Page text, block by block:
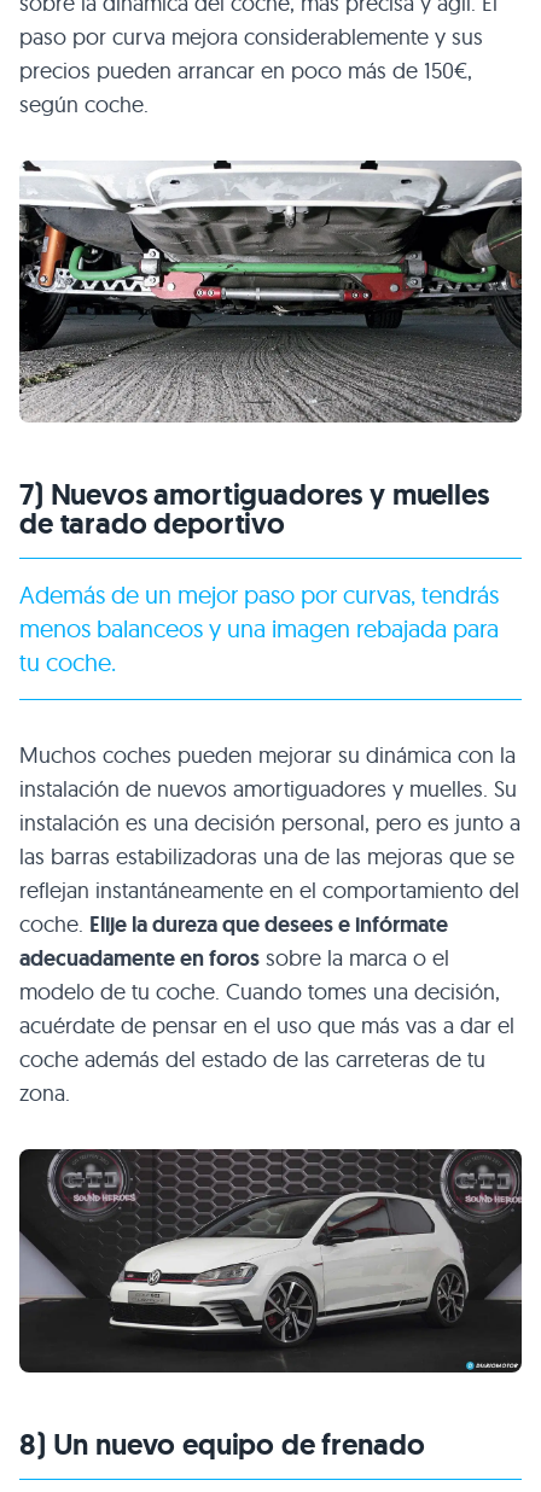
paso por curva mejora considerablemente y sus
precios pueden arrancar en poco más de 150€,
según coche.
7) Nuevos amortiguadores y muelles
de tarado deportivo
Además de un mejor paso por curvas, tendrás
menos balanceos y una imagen rebajada para
tu coche.
Muchos coches pueden mejorar su dinámica con la
instalación de nuevos amortiguadores y muelles. Su
instalación es una decisión personal, pero es junto a
las barras estabilizadoras una de las mejoras que se
reflejan instantáneamente en el comportamiento del
coche. Elije la dureza que desees e infórmate
adecuadamente en foros sobre la marca o el
modelo de tu coche. Cuando tomes una decisión,
acuérdate de pensar en el uso que más vas a dar el
coche además del estado de las carreteras de tu
zona.
8) Un nuevo equipo de frenado